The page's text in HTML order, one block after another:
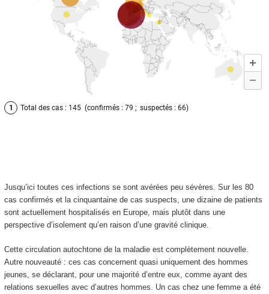
Jusqu’ici toutes ces infections se sont avérées peu sévères. Sur les 80
cas confirmés et la cinquantaine de cas suspects, une dizaine de patients
sont actuellement hospitalisés en Europe, mais plutôt dans une
perspective d’isolement qu’en raison d’une gravité clinique.
Cette circulation autochtone de la maladie est complètement nouvelle.
Autre nouveauté : ces cas concernent quasi uniquement des hommes
jeunes, se déclarant, pour une majorité d’entre eux, comme ayant des
relations sexuelles avec d’autres hommes. Un cas chez une femme a été